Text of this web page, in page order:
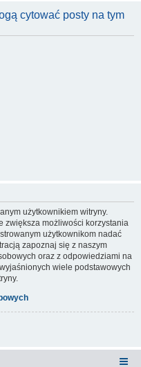
cytować posty na tym
użytkownikiem witryny.
zwiększa możliwości korzystania
użytkownikom nadać
zapoznaj się z naszym
oraz z odpowiedziami na
wiele podstawowych